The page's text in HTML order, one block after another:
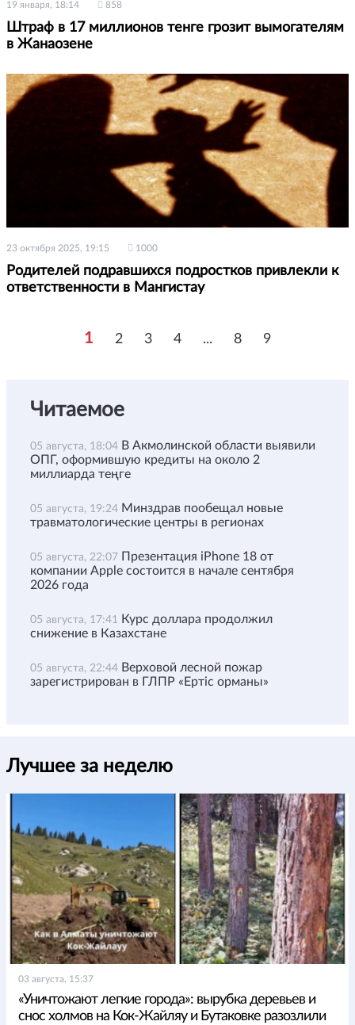
19 января, 18:14 858
Штраф в 17 миллионов тенге грозит вымогателям
в Жанаозене
23 октября 2025, 19:15 1000
Родителей подравшихся подростков привлекли к
ответственности в Мангистау
1 2 3 4 ... 8 9
Читаемое
05 августа, 18:04 В Акмолинской области выявили
ОПГ, оформившую кредиты на около 2
миллиарда теңге
05 августа, 19:24 Минздрав пообещал новые
травматологические центры в регионах
05 августа, 22:07 Презентация iPhone 18 от
компании Apple состоится в начале сентября
2026 года
05 августа, 17:41 Курс доллара продолжил
снижение в Казахстане
05 августа, 22:44 Верховой лесной пожар
зарегистрирован в ГЛПР «Ертіс орманы»
Лучшее за неделю
03 августа, 15:37
«Уничтожают легкие города»: вырубка деревьев и
снос холмов на Кок-Жайляу и Бутаковке разозлили